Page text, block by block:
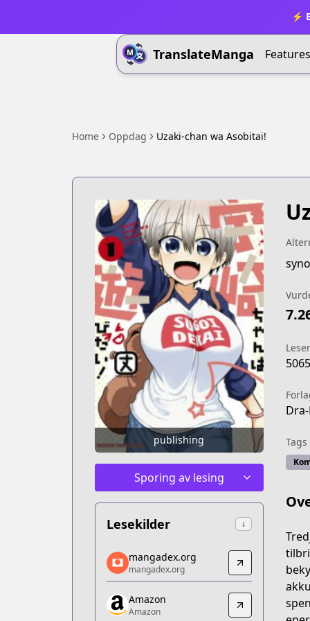
⚡
TranslateManga Features
Home Oppdag Uzaki-chan wa Asobitai!
publishing
Sporing av lesing
Lesekilder ↓
mangadex.org
mangadex.org
https://mangadex.org/title/5a90308a-
Amazon
mangadex.org
mangadex.org
Amazon
Amazon
Tags